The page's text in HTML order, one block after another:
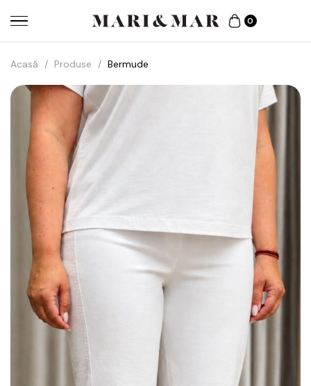
0
Acasă / Produse / Bermude